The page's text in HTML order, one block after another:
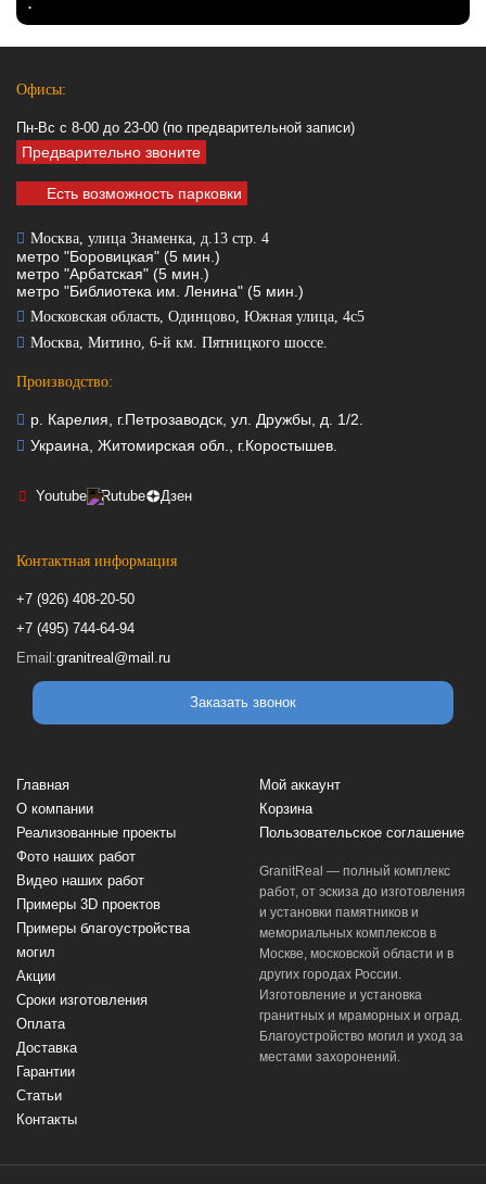
Главная
О компании
Реализованные проекты
Фото наших работ
Видео наших работ
Примеры 3D проектов
Примеры благоустройства
могил
Акции
Сроки изготовления
Оплата
Доставка
Гарантии
Статьи
Контакты
Офисы:
Пн-Вс с 8-00 до 23-00 (по предварительной записи)
Предварительно звоните
Есть возможность парковки
Москва, улица Знаменка, д.13 стр. 4
метро "Боровицкая" (5 мин.)
метро "Арбатская" (5 мин.)
метро "Библиотека им. Ленина" (5 мин.)
Московская область, Одинцово, Южная улица, 4с5
Москва, Митино, 6-й км. Пятницкого шоссе.
Производство:
р. Карелия, г.Петрозаводск, ул. Дружбы, д. 1/2.
Украина, Житомирская обл., г.Коростышев.
Youtube Rutube Дзен
Контактная информация
+7 (926) 408-20-50
+7 (495) 744-64-94
Email:granitreal@mail.ru
Заказать звонок
Мой аккаунт
Корзина
Пользовательское соглашение
GranitReal — полный комплекс
работ, от эскиза до изготовления
и установки памятников и
мемориальных комплексов в
Москве, московской области и в
других городах России.
Изготовление и установка
гранитных и мраморных и оград.
Благоустройство могил и уход за
местами захоронений.